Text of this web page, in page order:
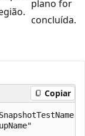
plano for
concluída.
Copiar